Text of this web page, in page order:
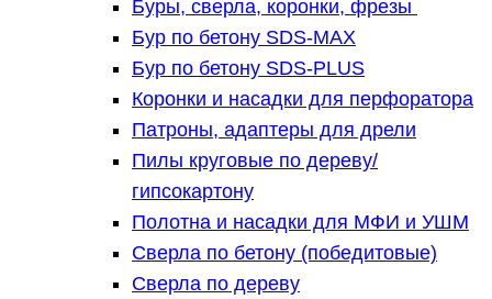
Буры, сверла, коронки, фрезы
Бур по бетону SDS-MAX
Бур по бетону SDS-PLUS
Коронки и насадки для перфоратора
Патроны, адаптеры для дрели
Пилы круговые по дереву/
гипсокартону
Полотна и насадки для МФИ и УШМ
Сверла по бетону (победитовые)
Сверла по дереву